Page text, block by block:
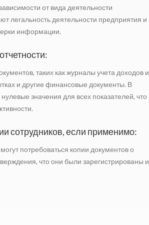
от вида деятельности
легальность деятельности предприятия и
информации.
таких как журналы учета доходов и
и другие финансовые документы. В
значения для всех показателей, что
сотрудников, если применимо:
потребоваться копии документов о
что они были зарегистрированы и